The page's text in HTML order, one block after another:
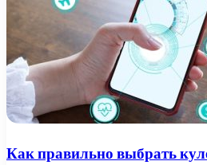
Как правильно выбрать